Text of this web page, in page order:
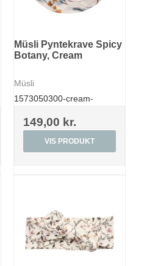
Müsli Pyntekrave Spicy
Botany, Cream
Müsli
1573050300-cream-
149,00 kr.
VIS PRODUKT